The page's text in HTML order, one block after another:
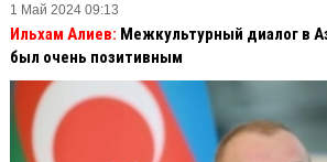
1 Май 2024 09:13
Ильхам Алиев: Межкультурный диалог в
был очень позитивным